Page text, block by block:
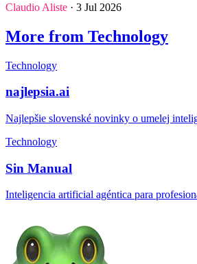
Claudio Aliste · 3 Jul 2026
More from Technology
Technology
najlepsia.ai
Najlepšie slovenské novinky o umelej
Technology
Sin Manual
Inteligencia artificial agéntica para